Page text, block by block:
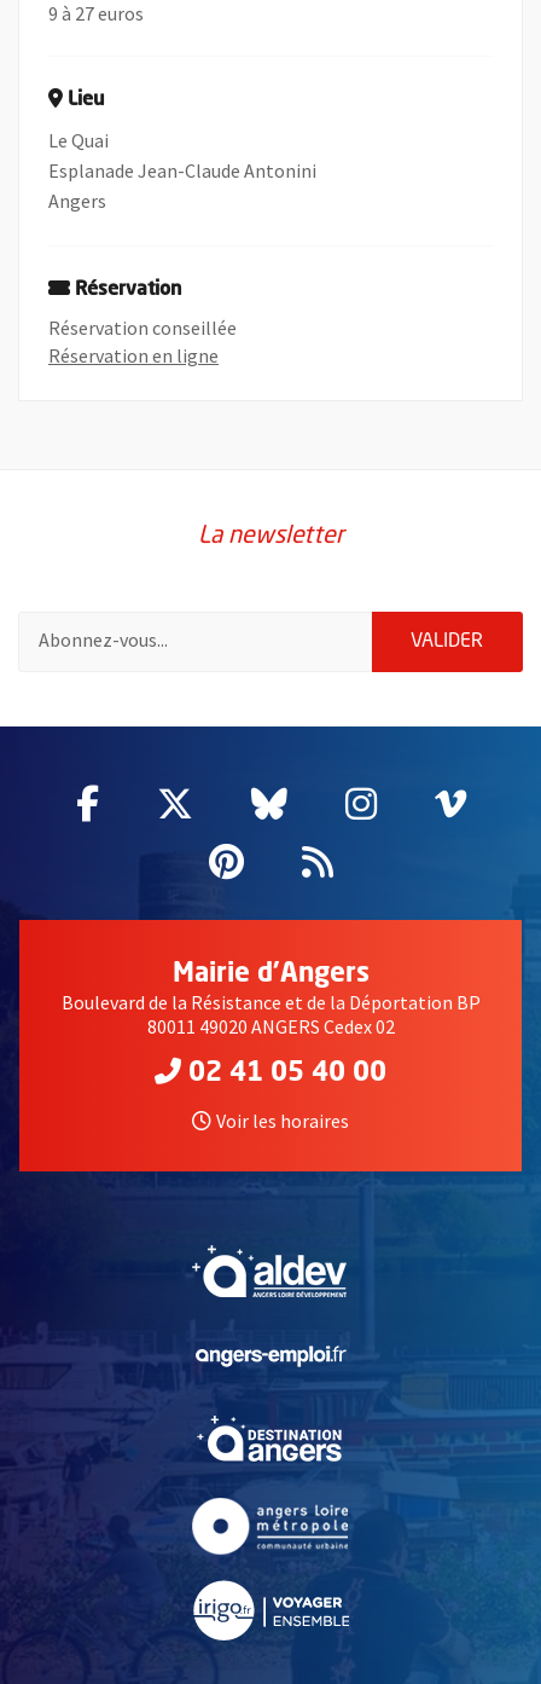
9 à 27 euros
Lieu
Le Quai
Esplanade Jean-Claude Antonini
Angers
Réservation
Réservation conseillée
Réservation en ligne
La newsletter
VALIDER
Facebook
, Ouvre une nouvelle fenêtre
Twitter
, Ouvre une nouvelle
Bluesky
, Ouvre une
Instagram
, Ouvre
,
Pinterest
, Ouvre une
Flux RSS
Mairie d'Angers
Boulevard de la Résistance et de la Déportation BP
80011 49020 ANGERS Cedex 02
02 41 05 40 00
Voir les horaires
, Ouvre une nouvelle
, Ouvre une nouvelle